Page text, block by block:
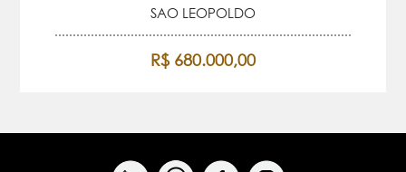
SAO LEOPOLDO
R$ 680.000,00